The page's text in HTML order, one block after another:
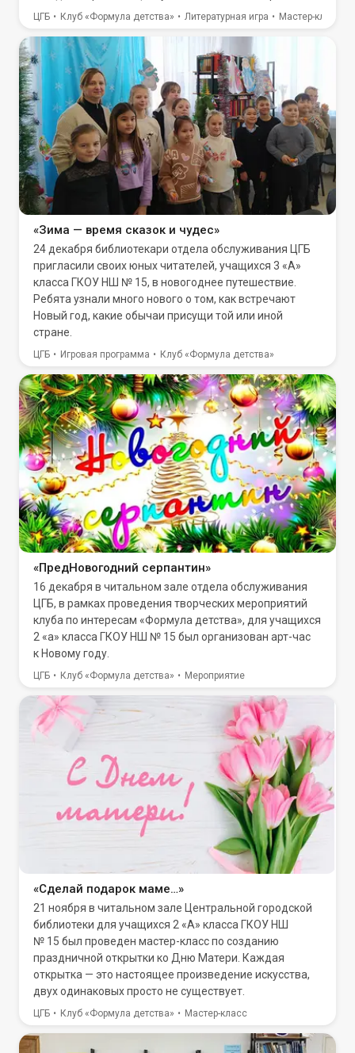
ЦГБ Клуб «Формула детства» Литературная игра Мастер-класс
«Зима — время сказок и чудес»
24 декабря библиотекари отдела обслуживания ЦГБ
пригласили своих юных читателей, учащихся 3 «А»
класса ГКОУ НШ № 15, в новогоднее путешествие.
Ребята узнали много нового о том, как встречают
Новый год, какие обычаи присущи той или иной
стране.
ЦГБ Игровая программа Клуб «Формула детства»
«ПредНовогодний серпантин»
16 декабря в читальном зале отдела обслуживания
ЦГБ, в рамках проведения творческих мероприятий
клуба по интересам «Формула детства», для учащихся
2 «а» класса ГКОУ НШ № 15 был организован арт-час
к Новому году.
ЦГБ Клуб «Формула детства» Мероприятие
«Сделай подарок маме…»
21 ноября в читальном зале Центральной городской
библиотеки для учащихся 2 «А» класса ГКОУ НШ
№ 15 был проведен мастер-класс по созданию
праздничной открытки ко Дню Матери. Каждая
открытка — это настоящее произведение искусства,
двух одинаковых просто не существует.
ЦГБ Клуб «Формула детства» Мастер-класс